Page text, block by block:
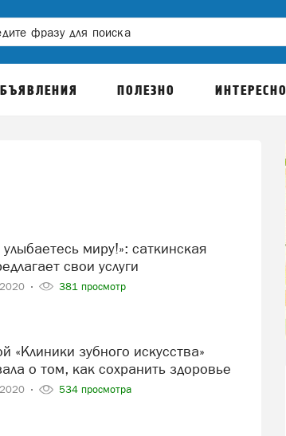
ПОЛЕЗНО ИНТЕРЕСНО
свои услуги
381 просмотр
о том, как сохранить здоровье
534 просмотра